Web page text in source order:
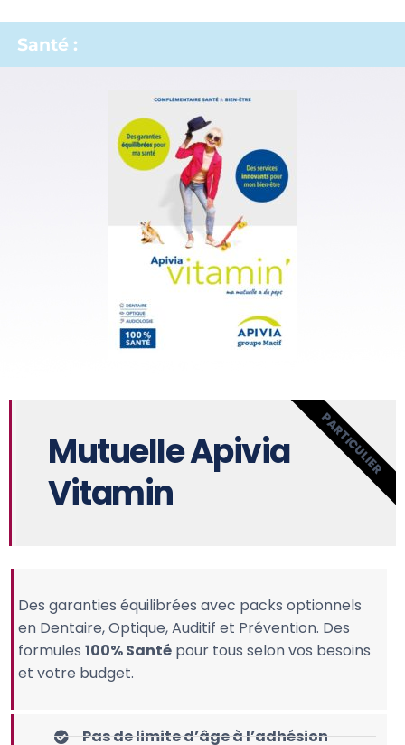
Santé :
Mutuelle Apivia
Vitamin
PARTICULIER
Des garanties équilibrées avec packs optionnels
en Dentaire, Optique, Auditif et Prévention. Des
formules 100% Santé pour tous selon vos besoins
et votre budget.
Pas de limite d’âge à l’adhésion